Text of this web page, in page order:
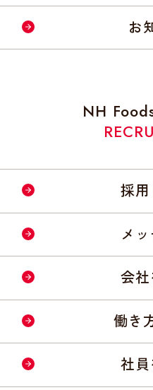
経営
お
NH
採
メ
会
ニッポ
働き
社